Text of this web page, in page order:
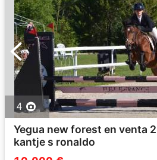
4
Yegua new forest en venta
kantje s ronaldo